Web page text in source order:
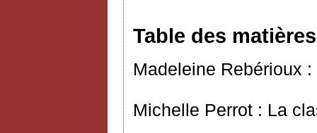
Table des matières
Madeleine Rebérioux
Michelle Perrot : La